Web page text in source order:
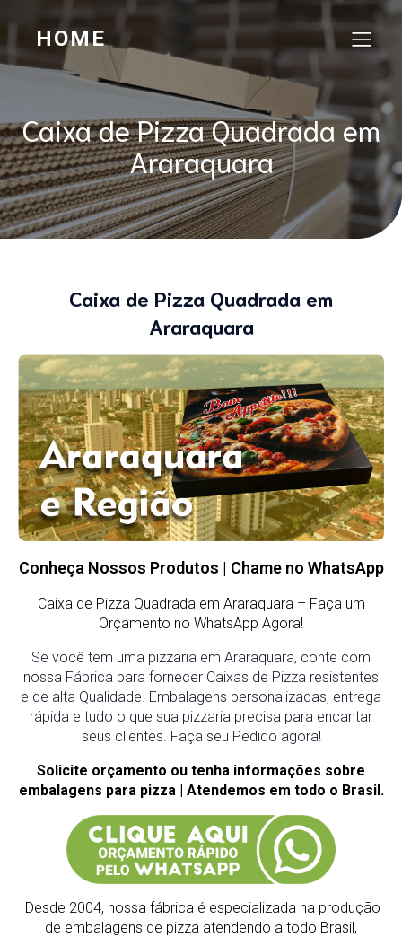
HOME
Caixa de Pizza Quadrada em
Araraquara
Caixa de Pizza Quadrada em
Araraquara
Conheça Nossos Produtos | Chame no WhatsApp
Caixa de Pizza Quadrada em Araraquara– Faça um
Orçamento no WhatsApp Agora!
Se você tem uma pizzaria em Araraquara, conte com
nossa Fábrica para fornecer Caixas de Pizza resistentes
e de alta Qualidade. Embalagens personalizadas, entrega
rápida e tudo o que sua pizzaria precisa para encantar
seus clientes. Faça seu Pedido agora!
Solicite orçamento ou tenha informações sobre
embalagens para pizza | Atendemos em todo o Brasil.
Desde 2004, nossa fábrica é especializada na produção
de embalagens de pizza atendendo a todo Brasil,